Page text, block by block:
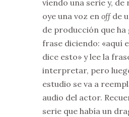
viendo una serie y, de
oye una voz en offde
de producción que ha
frase diciendo: «aquí
dice esto» y lee la
interpretar, pero
estudio se va a
audio del actor.
serie que había un